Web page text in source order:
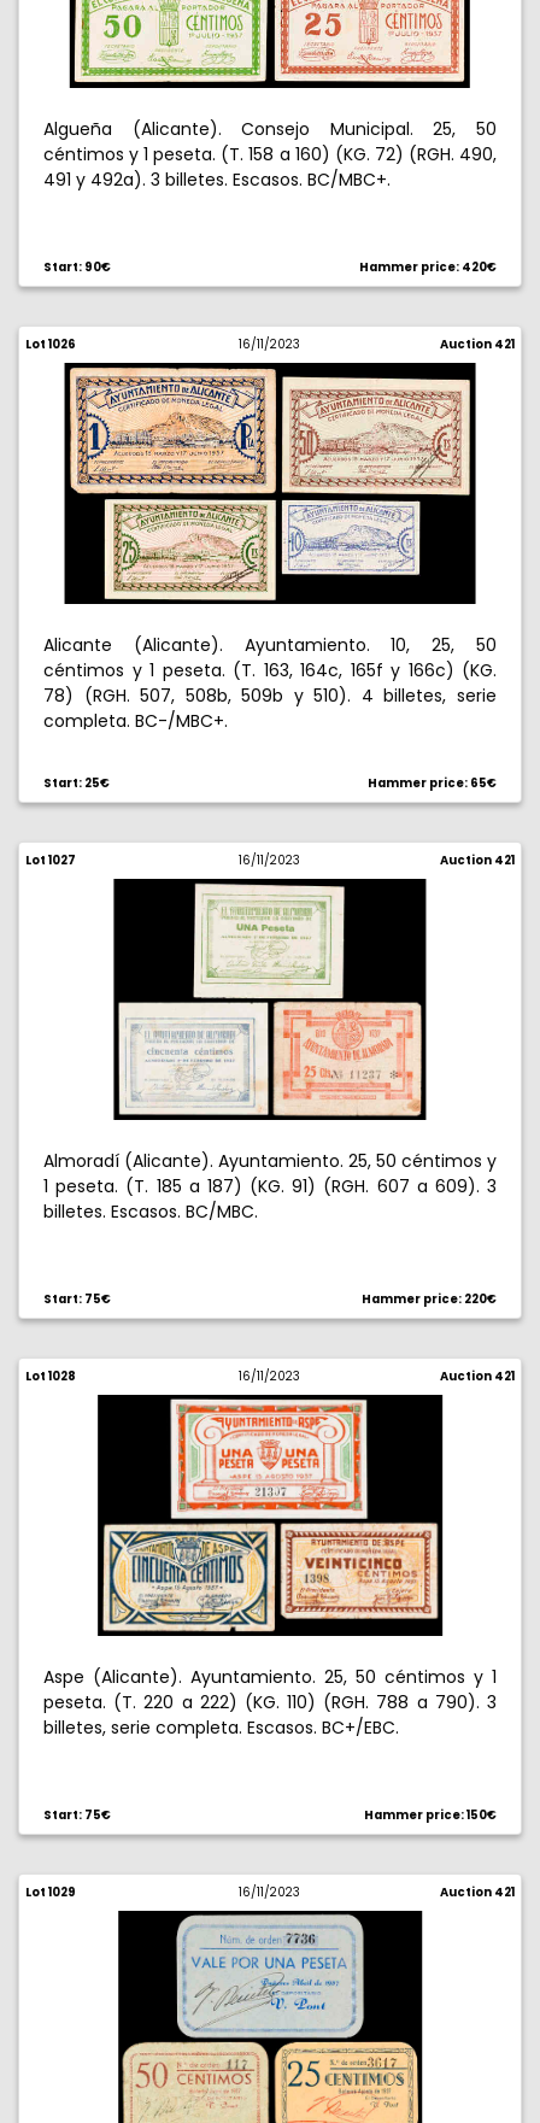
Algueña (Alicante). Consejo Municipal. 25, 50
céntimos y 1 peseta. (T. 158 a 160) (KG. 72) (RGH. 490,
491 y 492a). 3 billetes. Escasos. BC/MBC+.
Start: 90€ Hammer price: 420€
Lot 1026 16/11/2023 Auction 421
Alicante (Alicante). Ayuntamiento. 10, 25, 50
céntimos y 1 peseta. (T. 163, 164c, 165f y 166c) (KG.
78) (RGH. 507, 508b, 509b y 510). 4 billetes, serie
completa. BC-/MBC+.
Start: 25€ Hammer price: 65€
Lot 1027 16/11/2023 Auction 421
Almoradí (Alicante). Ayuntamiento. 25, 50 céntimos y
1 peseta. (T. 185 a 187) (KG. 91) (RGH. 607 a 609). 3
billetes. Escasos. BC/MBC.
Start: 75€ Hammer price: 220€
Lot 1028 16/11/2023 Auction 421
Aspe (Alicante). Ayuntamiento. 25, 50 céntimos y 1
peseta. (T. 220 a 222) (KG. 110) (RGH. 788 a 790). 3
billetes, serie completa. Escasos. BC+/EBC.
Start: 75€ Hammer price: 150€
Lot 1029 16/11/2023 Auction 421